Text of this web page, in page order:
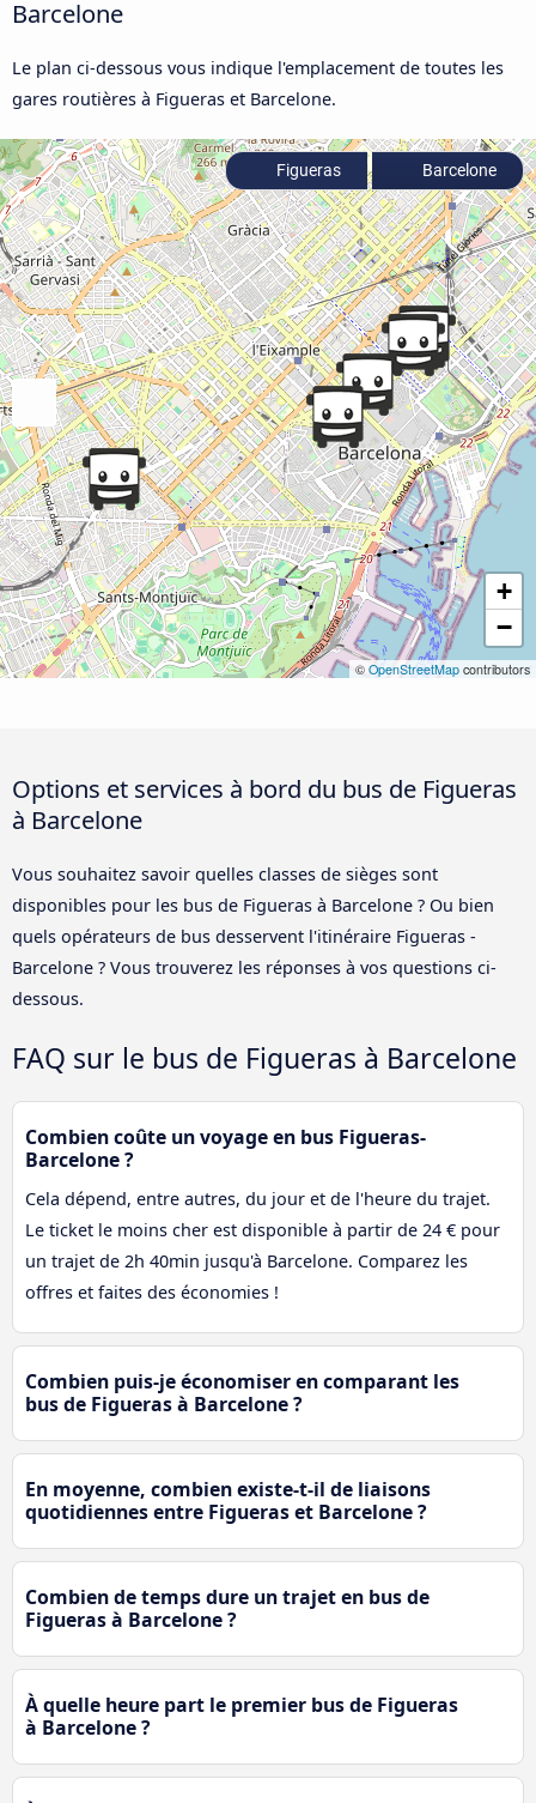
Barcelone
Le plan ci-dessous vous indique l'emplacement de toutes les
gares routières à Figueras et Barcelone.
+
−
© OpenStreetMap contributors
Figueras Barcelone
Options et services à bord du bus de Figueras
à Barcelone
Vous souhaitez savoir quelles classes de sièges sont
disponibles pour les bus de Figueras à Barcelone ? Ou bien
quels opérateurs de bus desservent l'itinéraire Figueras -
Barcelone ? Vous trouverez les réponses à vos questions ci-
dessous.
FAQ sur le bus de Figueras à Barcelone
Combien coûte un voyage en bus Figueras-
Barcelone ?
Cela dépend, entre autres, du jour et de l'heure du trajet.
Le ticket le moins cher est disponible à partir de 24 € pour
un trajet de 2h 40min jusqu'à Barcelone. Comparez les
offres et faites des économies !
Combien puis-je économiser en comparant les
bus de Figueras à Barcelone ?
En moyenne, combien existe-t-il de liaisons
quotidiennes entre Figueras et Barcelone ?
Combien de temps dure un trajet en bus de
Figueras à Barcelone ?
À quelle heure part le premier bus de Figueras
à Barcelone ?